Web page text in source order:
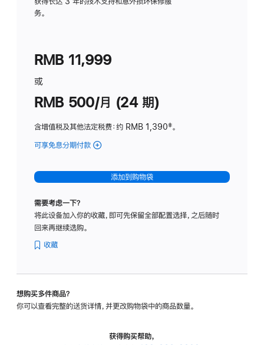
务。
RMB 11,999
或
RMB 500/月 (24 期)
含增值税及其他法定税费：约 RMB 1,390脚
‡。
可享免息分期付款 (Studio
-
标
璃
转
添加到购物袋
需要考虑一下？
将此设备加入你的收藏，即可先保留全部配置选择，之后随时
回来再继续选购。
收藏
想购买多件商品？
你可以查看完整的送货详情，并更改购物袋中的商品数量。
获得购买帮助，